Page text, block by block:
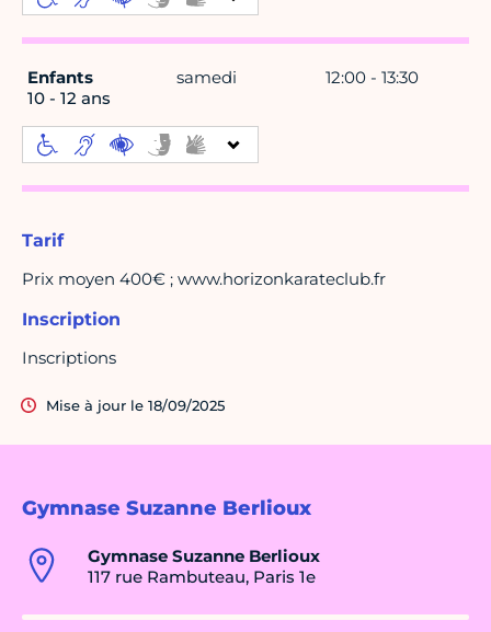
Gymnase Suzanne Berlioux
Gymnase Suzanne Berlioux
117 rue Rambuteau, Paris 1e
Enfants
10 - 12 ans
samedi 12:00 - 13:30
Tarif
Prix moyen 400€ ; www.horizonkarateclub.fr
Inscription
Inscriptions
Mise à jour le 18/09/2025